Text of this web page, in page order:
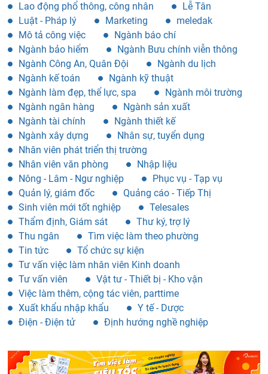
Lao động phổ thông, công nhân
Lễ Tân
Luật - Pháp lý
Marketing
meledak
Mô tả công việc
Ngành báo chí
Ngành bảo hiểm
Ngành Bưu chính viễn thông
Ngành Công An, Quân Đội
Ngành du lịch
Ngành kế toán
Ngành kỹ thuật
Ngành làm đẹp, thể lực, spa
Ngành môi trường
Ngành ngân hàng
Ngành sản xuất
Ngành tài chính
Ngành thiết kế
Ngành xây dựng
Nhân sự, tuyển dụng
Nhân viên phát triển thị trường
Nhân viên văn phòng
Nhập liệu
Nông - Lâm - Ngư nghiệp
Phục vụ - Tạp vụ
Quản lý, giám đốc
Quảng cáo - Tiếp Thị
Sinh viên mới tốt nghiệp
Telesales
Thẩm định, Giám sát
Thư ký, trợ lý
Thu ngân
Tìm việc làm theo phường
Tin tức
Tổ chức sự kiện
Tư vấn việc làm nhân viên Kinh doanh
Tư vấn viên
Vật tư - Thiết bị - Kho vận
Việc làm thêm, cộng tác viên, parttime
Xuất khẩu nhập khẩu
Y tế - Dược
Điện - Điện tử
Định hướng nghề nghiệp